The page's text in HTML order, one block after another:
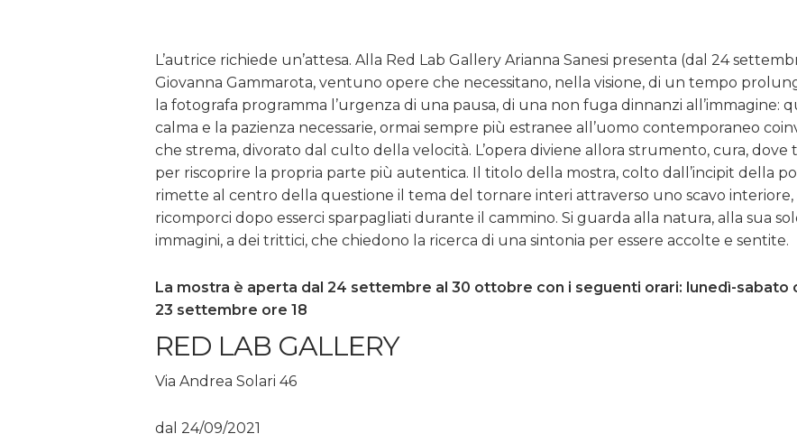
L’autrice richiede un’attesa. Alla Red Lab Gallery Arianna Sanesi presenta (dal 24
Giovanna Gammarota, ventuno opere che necessitano, nella visione, di un tempo
la fotografa programma l’urgenza di una pausa, di una non fuga dinnanzi all’immagine:
calma e la pazienza necessarie, ormai sempre più estranee all’uomo contemporaneo
che strema, divorato dal culto della velocità. L’opera diviene allora strumento, cura,
per riscoprire la propria parte più autentica. Il titolo della mostra, colto dall’incipit della
rimette al centro della questione il tema del tornare interi attraverso uno scavo interiore,
ricomporci dopo esserci sparpagliati durante il cammino. Si guarda alla natura, alla sua
immagini, a dei trittici, che chiedono la ricerca di una sintonia per essere accolte e sentite.
La mostra è aperta dal 24 settembre al 30 ottobre con i seguenti orari: lunedì-sabato
23 settembre ore 18
RED LAB GALLERY
Via Andrea Solari 46
dal 24/09/2021